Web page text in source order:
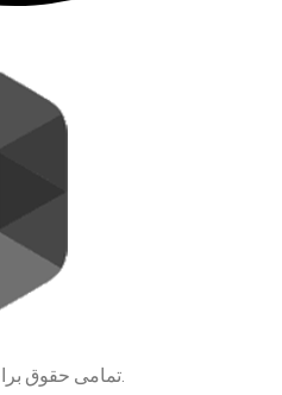
© 2025 تمامی حقوق برای دوریکا محفوظ است.